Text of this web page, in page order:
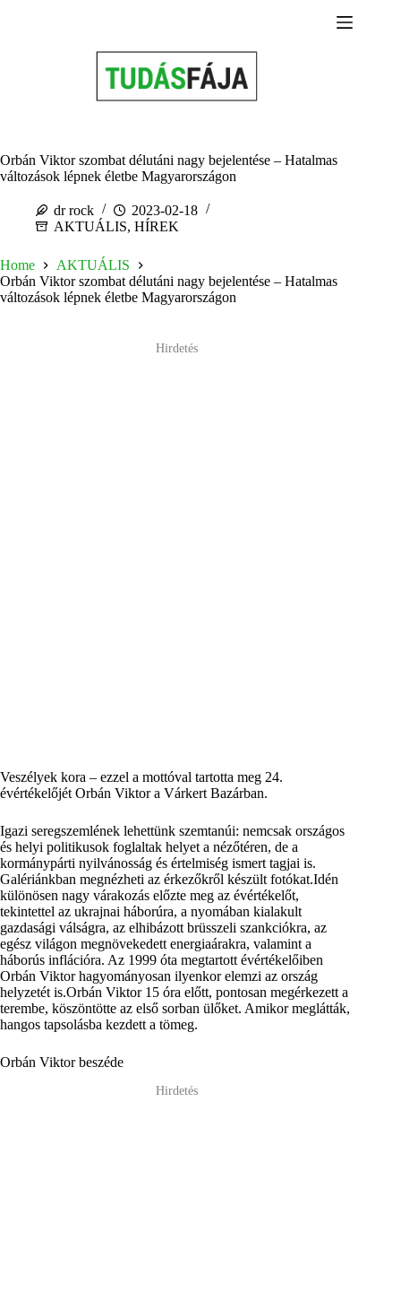
Orbán Viktor szombat délutáni nagy bejelentése – Hatalmas
változások lépnek életbe Magyarországon
dr rock
2023-02-18
AKTUÁLIS, HÍREK
Home
AKTUÁLIS
Orbán Viktor szombat délutáni nagy bejelentése – Hatalmas
változások lépnek életbe Magyarországon
Hirdetés
Veszélyek kora – ezzel a mottóval tartotta meg 24.
évértékelőjét Orbán Viktor a Várkert Bazárban.
Igazi seregszemlének lehettünk szemtanúi: nemcsak országos
és helyi politikusok foglaltak helyet a nézőtéren, de a
kormánypárti nyilvánosság és értelmiség ismert tagjai is.
Galériánkban megnézheti az érkezőkről készült fotókat.Idén
különösen nagy várakozás előzte meg az évértékelőt,
tekintettel az ukrajnai háborúra, a nyomában kialakult
gazdasági válságra, az elhibázott brüsszeli szankciókra, az
egész világon megnövekedett energiaárakra, valamint a
háborús inflációra. Az 1999 óta megtartott évértékelőiben
Orbán Viktor hagyományosan ilyenkor elemzi az ország
helyzetét is.Orbán Viktor 15 óra előtt, pontosan megérkezett a
terembe, köszöntötte az első sorban ülőket. Amikor meglátták,
hangos tapsolásba kezdett a tömeg.
Orbán Viktor beszéde
Hirdetés